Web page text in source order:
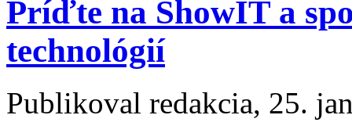
Príďte na ShowIT a
technológií
Publikoval redakcia, 25.